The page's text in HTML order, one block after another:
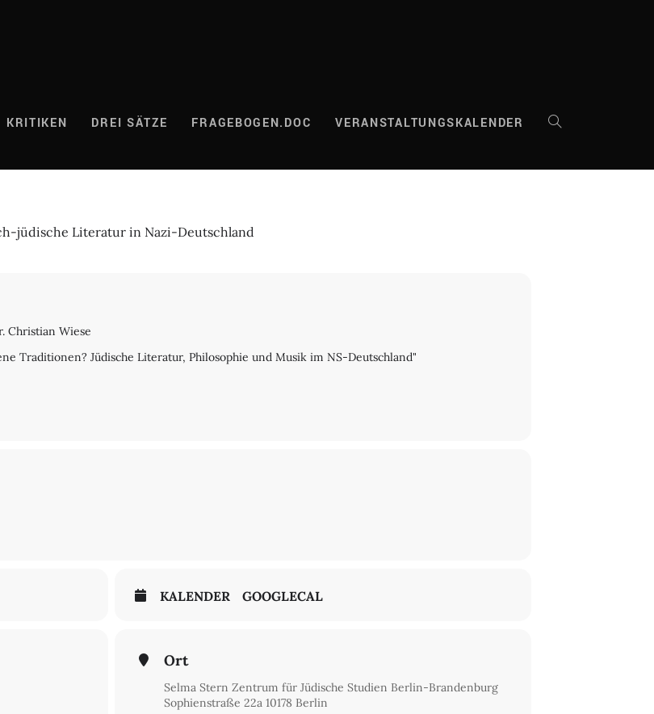
KRITIKEN DREI SÄTZE FRAGEBOGEN.DOC VERANSTALTUNGSKALENDER WEBSITE-
jüdische Literatur in Nazi-Deutschland
Christian Wiese
Traditionen? Jüdische Literatur, Philosophie und Musik im NS-Deutschland"
KALENDER GOOGLECAL
Ort
Selma Stern Zentrum für Jüdische Studien Berlin-Brandenburg
Sophienstraße 22a 10178 Berlin